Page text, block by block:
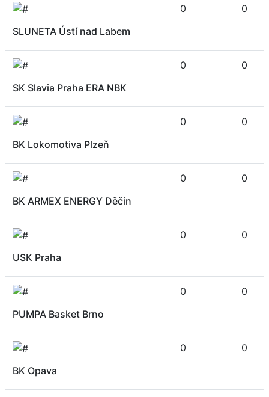
SLUNETA Ústí nad Labem
0 0
SK Slavia Praha ERA NBK
0 0
BK Lokomotiva Plzeň
0 0
BK ARMEX ENERGY Děčín
0 0
USK Praha
0 0
PUMPA Basket Brno
0 0
BK Opava
0 0